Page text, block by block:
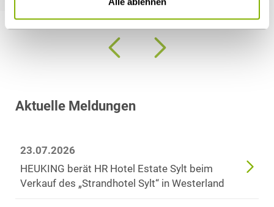
Aktuelle Meldungen
23.07.2026
HEUKING berät HR Hotel Estate Sylt beim
Verkauf des „Strandhotel Sylt“ in Westerland